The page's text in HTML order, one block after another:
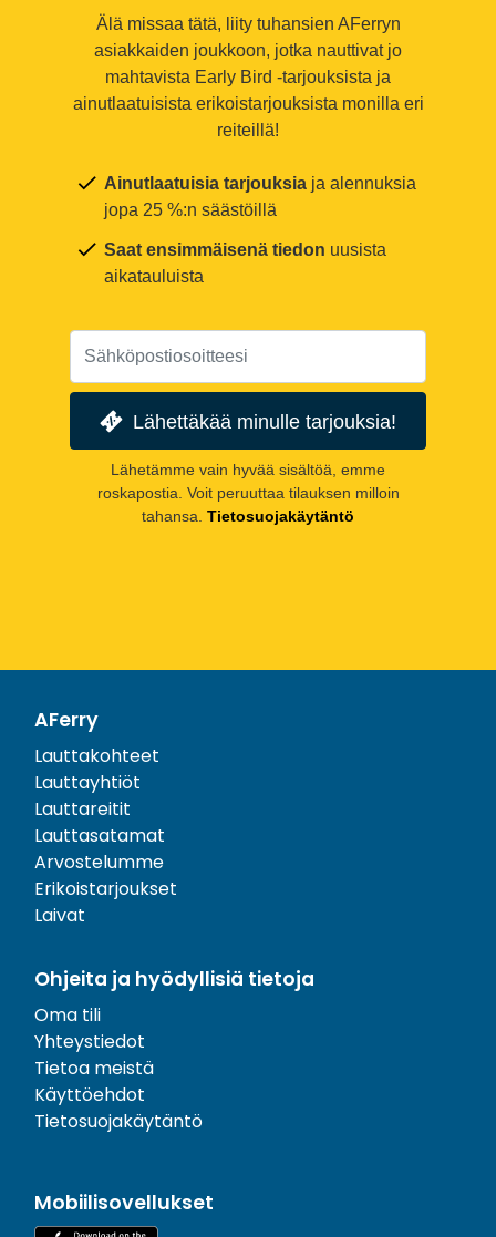
Älä missaa tätä, liity tuhansien AFerryn
asiakkaiden joukkoon, jotka nauttivat jo
mahtavista Early Bird -tarjouksista ja
ainutlaatuisista erikoistarjouksista monilla eri
reiteillä!
Ainutlaatuisia tarjouksia ja alennuksia
jopa 25 %:n säästöillä
Saat ensimmäisenä tiedon uusista
aikatauluista
Lähettäkää minulle tarjouksia!
Lähetämme vain hyvää sisältöä, emme
roskapostia. Voit peruuttaa tilauksen milloin
tahansa. Tietosuojakäytäntö
AFerry
Lauttakohteet
Lauttayhtiöt
Lauttareitit
Lauttasatamat
Arvostelumme
Erikoistarjoukset
Laivat
Ohjeita ja hyödyllisiä tietoja
Oma tili
Yhteystiedot
Tietoa meistä
Käyttöehdot
Tietosuojakäytäntö
Mobiilisovellukset